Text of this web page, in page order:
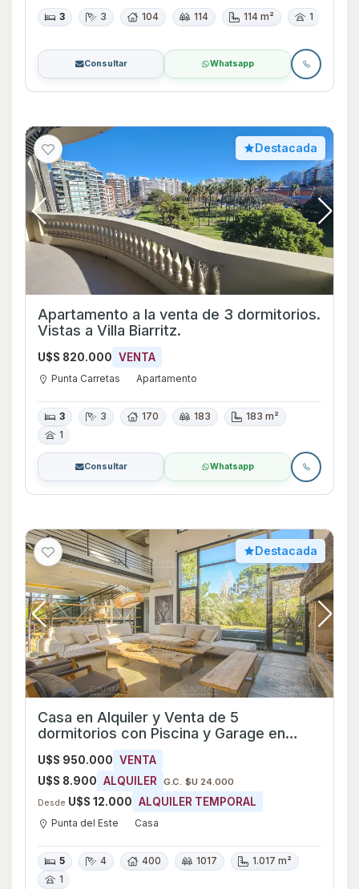
3 3 104 114 114 m² 1
Consultar Whatsapp
Destacada
Apartamento a la venta de 3 dormitorios.
Vistas a Villa Biarritz.
U$S 820.000 VENTA
Punta Carretas Apartamento
3 3 170 183
183 m²
1
Consultar Whatsapp
Destacada
Casa en Alquiler y Venta de 5
dormitorios con Piscina y Garage en
Punta del Este, Maldonado
U$S 950.000 VENTA
U$S 8.900 ALQUILER
G.C. $U 24.000
Desde U$S 12.000 ALQUILER TEMPORAL
Punta del Este Casa
5 4 400 1017
1.017 m²
1